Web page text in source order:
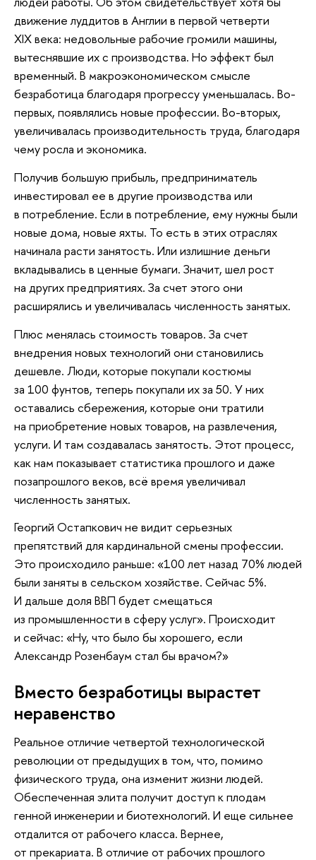
движение луддитов в Англии в первой четверти
XIX века: недовольные рабочие громили машины,
вытеснявшие их с производства. Но эффект был
временный. В макроэкономическом смысле
безработица благодаря прогрессу уменьшалась. Во-
первых, появлялись новые профессии. Во-вторых,
увеличивалась производительность труда, благодаря
чему росла и экономика.
Получив большую прибыль, предприниматель
инвестировал ее в другие производства или
в потребление. Если в потребление, ему нужны были
новые дома, новые яхты. То есть в этих отраслях
начинала расти занятость. Или излишние деньги
вкладывались в ценные бумаги. Значит, шел рост
на других предприятиях. За счет этого они
расширялись и увеличивалась численность занятых.
Плюс менялась стоимость товаров. За счет
внедрения новых технологий они становились
дешевле. Люди, которые покупали костюмы
за 100 фунтов, теперь покупали их за 50. У них
оставались сбережения, которые они тратили
на приобретение новых товаров, на развлечения,
услуги. И там создавалась занятость. Этот процесс,
как нам показывает статистика прошлого и даже
позапрошлого веков, всё время увеличивал
численность занятых.
Георгий Остапкович не видит серьезных
препятствий для кардинальной смены профессии.
Это происходило раньше: «100 лет назад 70% людей
были заняты в сельском хозяйстве. Сейчас 5%.
И дальше доля ВВП будет смещаться
из промышленности в сферу услуг». Происходит
и сейчас: «Ну, что было бы хорошего, если
Александр Розенбаум стал бы врачом?»
Вместо безработицы вырастет
неравенство
Реальное отличие четвертой технологической
революции от предыдущих в том, что, помимо
физического труда, она изменит жизни людей.
Обеспеченная элита получит доступ к плодам
генной инженерии и биотехнологий. И еще сильнее
отдалится от рабочего класса. Вернее,
от прекариата. В отличие от рабочих прошлого